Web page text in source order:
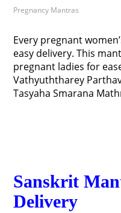
Pregnancy Mantras
Every pregnant
easy delivery. This
pregnant ladies for
Vathyuththarey
Tasyaha Smarana
Sanskrit
Delivery